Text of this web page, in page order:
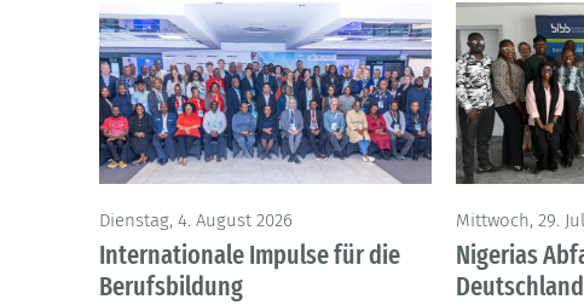
Dienstag, 4. August 2026
Internationale Impulse für die
Berufsbildung
Mittwoch, 29.
Nigerias
Deutschland